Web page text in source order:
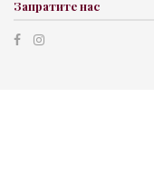
Запратите нас